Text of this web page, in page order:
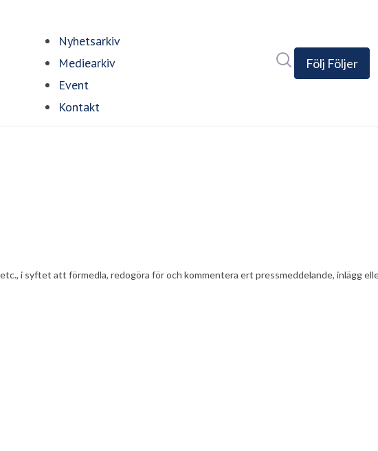
Nyhetsarkiv
Mediearkiv
Event
Kontakt
Följ Följer
i syftet att förmedla, redogöra för och kommentera ert pressmeddelande,